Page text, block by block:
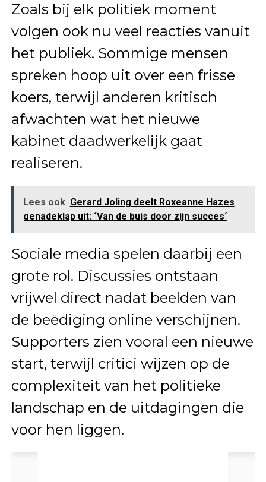
Zoals bij elk politiek moment
volgen ook nu veel reacties vanuit
het publiek. Sommige mensen
spreken hoop uit over een frisse
koers, terwijl anderen kritisch
afwachten wat het nieuwe
kabinet daadwerkelijk gaat
realiseren.
Lees ook Gerard Joling deelt Roxeanne Hazes
genadeklap uit: ´Van de buis door zijn succes´
Sociale media spelen daarbij een
grote rol. Discussies ontstaan
vrijwel direct nadat beelden van
de beëdiging online verschijnen.
Supporters zien vooral een nieuwe
start, terwijl critici wijzen op de
complexiteit van het politieke
landschap en de uitdagingen die
voor hen liggen.